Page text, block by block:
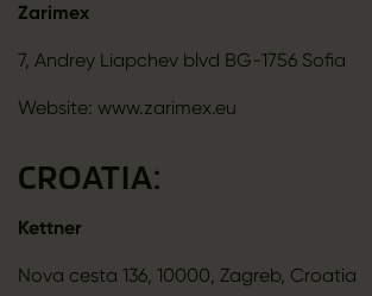
Zarimex
7, Andrey Liapchev blvd BG-1756 Sofia
Website: www.zarimex.eu
CROATIA:
Kettner
Nova cesta 136, 10000, Zagreb, Croatia